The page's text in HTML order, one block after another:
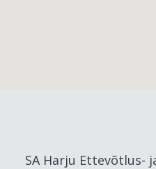
SA Harju Ettevõtlus-